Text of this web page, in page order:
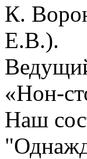
К.
Е.В.).
«Нон-
Наш